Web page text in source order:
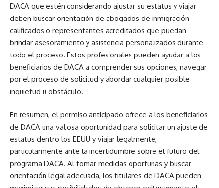
DACA que estén considerando ajustar su estatus y viajar
deben buscar orientación de abogados de inmigración
calificados o representantes acreditados que puedan
brindar asesoramiento y asistencia personalizados durante
todo el proceso. Estos profesionales pueden ayudar a los
beneficiarios de DACA a comprender sus opciones, navegar
por el proceso de solicitud y abordar cualquier posible
inquietud u obstáculo.
En resumen, el permiso anticipado ofrece a los beneficiarios
de DACA una valiosa oportunidad para solicitar un ajuste de
estatus dentro los EEUU y viajar legalmente,
particularmente ante la incertidumbre sobre el futuro del
programa DACA. Al tomar medidas oportunas y buscar
orientación legal adecuada, los titulares de DACA pueden